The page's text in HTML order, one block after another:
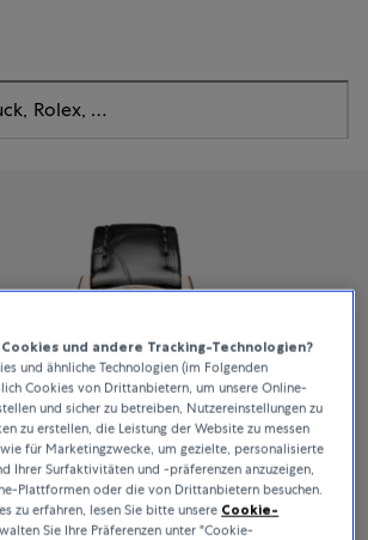
und andere Tracking-Technologien?
und ähnliche Technologien (im Folgenden
Cookies von Drittanbietern, um unsere Online-
und sicher zu betreiben, Nutzereinstellungen zu
zu erstellen, die Leistung der Website zu messen
für Marketingzwecke, um gezielte, personalisierte
Ihrer Surfaktivitäten und -präferenzen anzuzeigen,
Plattformen oder die von Drittanbietern besuchen.
zu erfahren, lesen Sie bitte unsere Cookie-
Sie Ihre Präferenzen unter "Cookie-